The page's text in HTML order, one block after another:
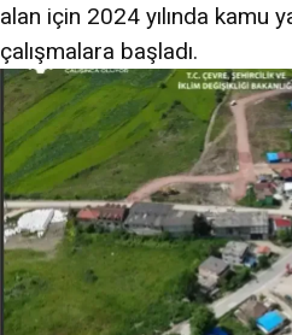
alan için 2024 yılında kamu
çalışmalara başladı.